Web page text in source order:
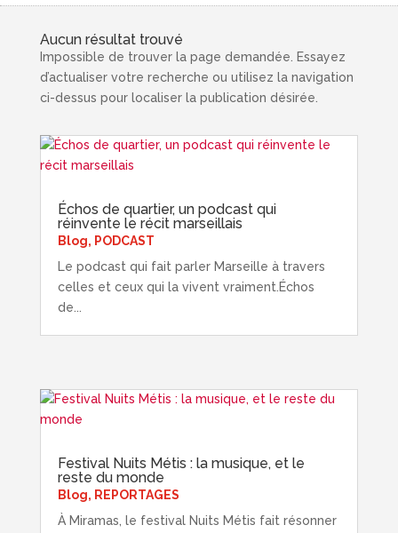
Aucun résultat trouvé
Impossible de trouver la page demandée. Essayez
d’actualiser votre recherche ou utilisez la navigation
ci-dessus pour localiser la publication désirée.
Échos de quartier, un podcast qui
réinvente le récit marseillais
Blog, PODCAST
Le podcast qui fait parler Marseille à travers
celles et ceux qui la vivent vraiment.Échos
de...
Festival Nuits Métis : la musique, et le
reste du monde
Blog, REPORTAGES
À Miramas, le festival Nuits Métis fait résonner